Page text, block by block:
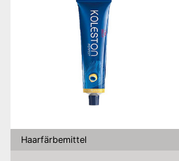
Haarfärbemittel